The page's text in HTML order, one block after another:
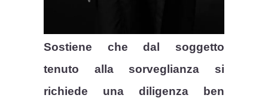
Sostiene che dal soggetto
tenuto alla sorveglianza si
richiede una diligenza ben